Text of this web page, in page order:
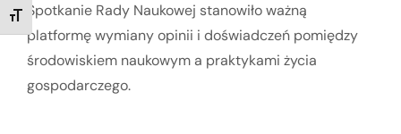
TOGGLE FONT SIZE
Spotkanie Rady Naukowej stanowiło ważną
platformę wymiany opinii i doświadczeń pomiędzy
środowiskiem naukowym a praktykami życia
gospodarczego.